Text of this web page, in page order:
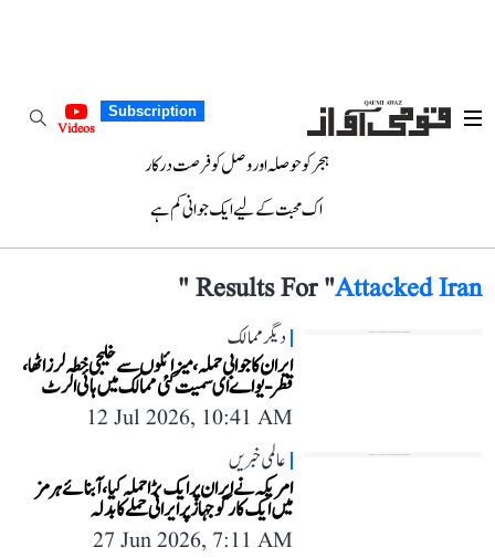
Subscription
Videos
ہجر کو حوصلہ اور وصل کو فرصت درکار
اک محبت کے لیے ایک جوانی کم ہے
Results For "Attacked Iran
"
دیگر ممالک
ایران کا جوابی حملہ، میزائلوں سے خلیجی خطہ لرز اٹھا،
قطر-یو اے ای سمیت کئی ممالک میں ہائی الرٹ
12 Jul 2026, 10:41 AM
عالمی خبریں
امریکہ نے ایران پر ایک بڑا حملہ کیا،آبنائے ہرمز
میں ایک کارگو جہاز پر ایرانی حملے کا بدلہ
27 Jun 2026, 7:11 AM